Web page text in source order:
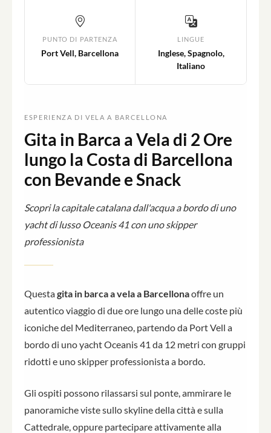
PUNTO DI PARTENZA
Port Vell, Barcellona
LINGUE
Inglese, Spagnolo,
Italiano
ESPERIENZA DI VELA A BARCELLONA
Gita in Barca a Vela di 2 Ore
lungo la Costa di Barcellona
con Bevande e Snack
Scopri la capitale catalana dall'acqua a bordo di uno
yacht di lusso Oceanis 41 con uno skipper
professionista
Questagita in barca a vela a Barcellonaoffre un
autentico viaggio di due ore lungo una delle coste più
iconiche del Mediterraneo, partendo da Port Vell a
bordo di uno yacht Oceanis 41 da 12 metri con gruppi
ridotti e uno skipper professionista a bordo.
Gli ospiti possono rilassarsi sul ponte, ammirare le
panoramiche viste sullo skyline della città e sulla
Cattedrale, oppure partecipare attivamente alla